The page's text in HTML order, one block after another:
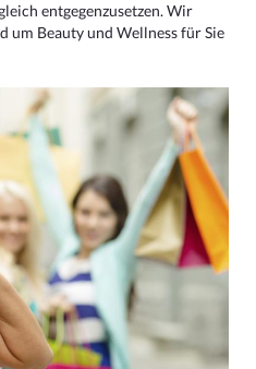
entgegenzusetzen. Wir
um Beauty und Wellness für Sie